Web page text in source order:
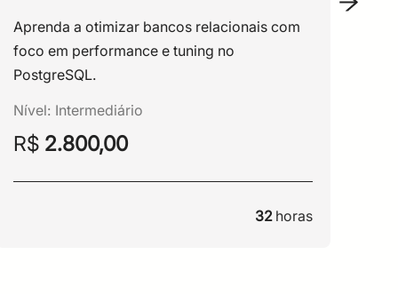
Aprenda a otimizar bancos relacionais com
foco em performance e tuning no
PostgreSQL.
Nível: Intermediário
R$ 2.800,00
32 horas